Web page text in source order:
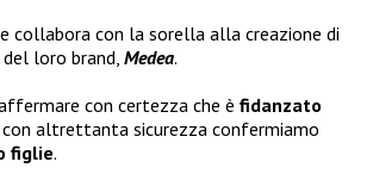
collabora con la sorella alla creazione di
loro brand, Medea.
con certezza che è fidanzato
con altrettanta sicurezza confermiamo
figlie.